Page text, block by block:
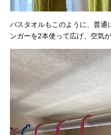
バスタオルもこのように、普通
ンガーを2本使って広げ、空気